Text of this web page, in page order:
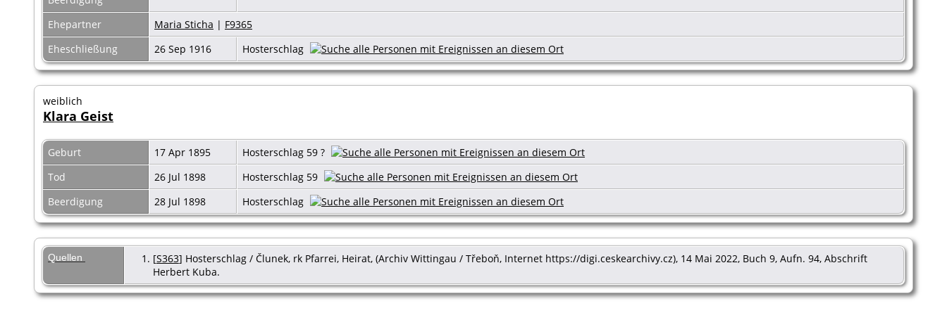
Ehepartner
Maria Sticha | F9365
Eheschließung
26 Sep 1916 Hosterschlag
weiblich
Klara Geist
Geburt 17 Apr 1895
Hosterschlag 59 ?
Tod
26 Jul 1898
Hosterschlag 59
Beerdigung
28 Jul 1898 Hosterschlag
Quellen [S363] Hosterschlag / Člunek, rk Pfarrei, Heirat, (Archiv Wittingau / Třeboň, Internet https://digi.ceskearchivy.cz), 14 Mai 2022, Buch 9, Aufn. 94, Abschrift
Herbert Kuba.